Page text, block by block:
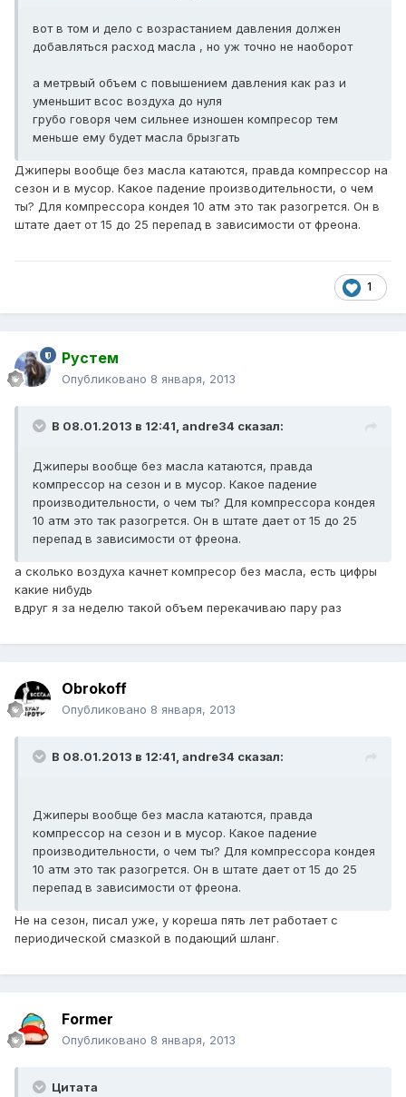
вот в том и дело с возрастанием давления должен
добавляться расход масла , но уж точно не наоборот
а метрвый объем с повышением давления как раз и
уменьшит всос воздуха до нуля
грубо говоря чем сильнее изношен компресор тем
меньше ему будет масла брызгать
Джиперы вообще без масла катаются, правда компрессор на
сезон и в мусор. Какое падение производительности, о чем
ты? Для компрессора кондея 10 атм это так разогрется. Он в
штате дает от 15 до 25 перепад в зависимости от фреона.
1
Рустем
Опубликовано 8 января, 2013
В 08.01.2013 в 12:41, andre34 сказал:
Джиперы вообще без масла катаются, правда
компрессор на сезон и в мусор. Какое падение
производительности, о чем ты? Для компрессора кондея
10 атм это так разогрется. Он в штате дает от 15 до 25
перепад в зависимости от фреона.
а сколько воздуха качнет компресор без масла, есть цифры
какие нибудь
вдруг я за неделю такой объем перекачиваю пару раз
Obrokoff
Опубликовано 8 января, 2013
В 08.01.2013 в 12:41, andre34 сказал:
Джиперы вообще без масла катаются, правда
компрессор на сезон и в мусор. Какое падение
производительности, о чем ты? Для компрессора кондея
10 атм это так разогрется. Он в штате дает от 15 до 25
перепад в зависимости от фреона.
Не на сезон, писал уже, у кореша пять лет работает с
периодической смазкой в подающий шланг.
Former
Опубликовано 8 января, 2013
Цитата